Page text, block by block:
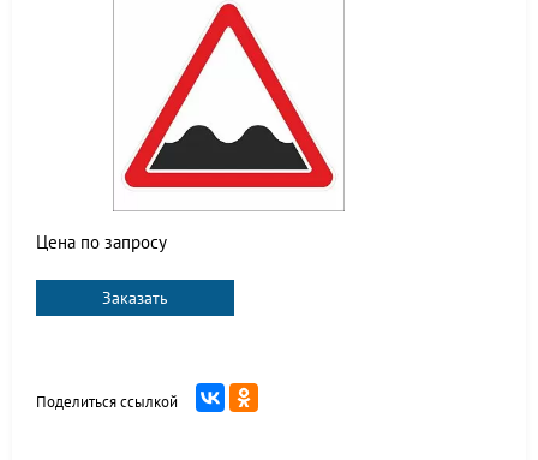
Цена по запросу
Заказать
Поделиться ссылкой